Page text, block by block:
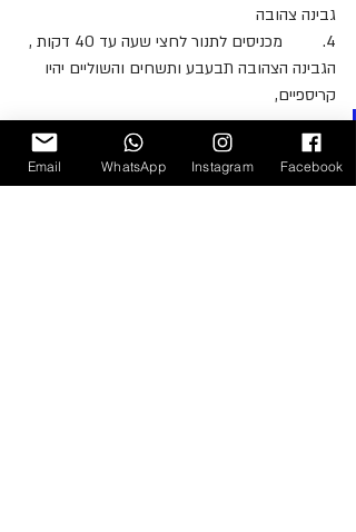
גבינה צהובה
4.         מכניסים לתנור לחצי שעה עד 40 דקות ,
הגבינה הצהובה תבעבע ותשחים והשוליים יהיו
קריספיים,
מוציאים ומגישים
אפשר להכין יום קודם ורק לחמם לפני הארוחה
Email WhatsApp Instagram Facebook